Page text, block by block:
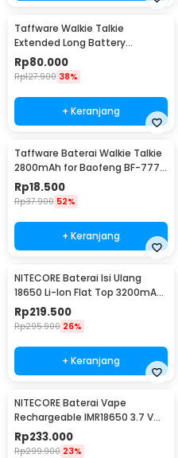
Taffware Walkie Talkie
Extended Long Battery
3800mAh - BL-5
Rp80.000
Rp127.900 38%
+ Keranjang
Taffware Baterai Walkie Talkie
2800mAh for Baofeng BF-777S
666S 888S
Rp18.500
Rp37.900 52%
+ Keranjang
NITECORE Baterai Isi Ulang
18650 Li-Ion Flat Top 3200mAh
3.7V 1 PCS - NL1832
Rp219.500
Rp295.900 26%
+ Keranjang
NITECORE Baterai Vape
Rechargeable IMR18650 3.7 V
3100mAh 1 PCS
Rp233.000
Rp299.900 23%